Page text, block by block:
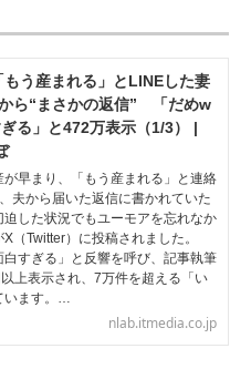
う産まれる」とLINEした妻
ら“まさかの返信” 「だめw
る」と472万表示（1/3） |
早まり、「もう産まれる」と連絡
夫から届いた返信に書かれていた
た状況でもユーモアを忘れなか
（Twitter）に投稿されました。
白すぎる」と反響を呼び、記事執筆
上表示され、7万件を超える「い
います。…
nlab.itmedia.co.jp